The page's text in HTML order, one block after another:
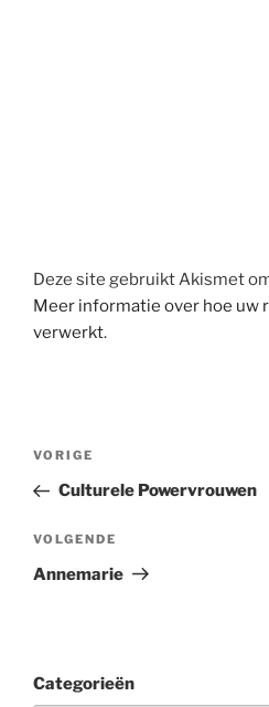
Deze site gebruikt Akismet
Meer informatie over hoe uw
verwerkt.
Berichtnavigatie
Vorig
bericht
VORIGE
Culturele Powervrouwen
Volgend
bericht
VOLGENDE
Annemarie
Categorieën